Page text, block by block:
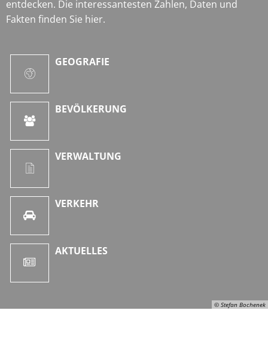
© Stefan Bochenek
entdecken. Die interessantesten Zahlen, Daten und
Fakten finden Sie hier.
GEOGRAFIE
BEVÖLKERUNG
VERWALTUNG
VERKEHR
AKTUELLES